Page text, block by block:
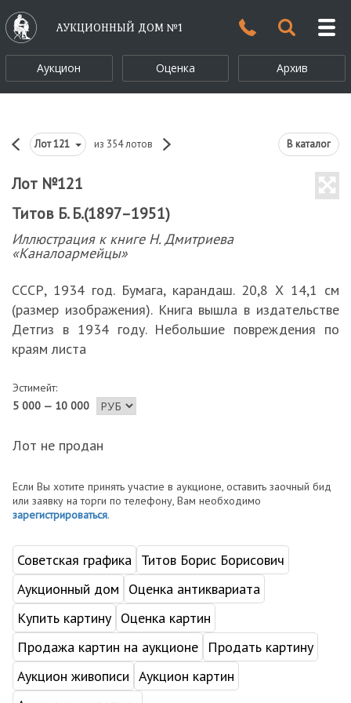
АУКЦИОННЫЙ ДОМ №1
Аукцион Оценка Архив
Лот121 из 354 лотов В каталог
Лот №121
Титов Б. Б.(1897–1951)
Иллюстрация к книге Н. Дмитриева
«Каналоармейцы»
СССР, 1934 год. Бумага, карандаш. 20,8 Х 14,1 см
(размер изображения). Книга вышла в издательстве
Детгиз в 1934 году. Небольшие повреждения по
краям листа
Эстимейт:
5 000 — 10 000
Лот не продан
Если Вы хотите принять участие в аукционе, оставить заочный бид
или заявку на торги по телефону, Вам необходимо
зарегистрироваться.
Советская графика Титов Борис Борисович
Аукционный дом
Оценка антиквариата
Купить картину Оценка картин
Продажа картин на аукционе
Продать картину
Аукцион живописи Аукцион картин